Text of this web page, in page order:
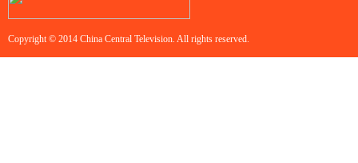
Copyright © 2014 China Central Television. All rights reserved.